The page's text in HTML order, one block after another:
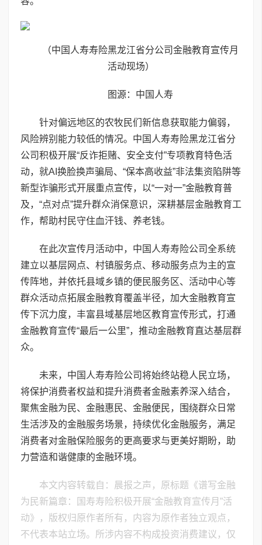
（中国人寿寿险黑龙江省分公司金融教育宣传月
活动现场）
图源：中国人寿
针对偏远地区的农牧民们新信息获取能力偏弱，
风险辨别能力较低的情况。中国人寿寿险黑龙江省分
公司积极开展“反诈拒赌、安全支付”专项教育特色活
动，就AI换脸换声骗局、“保本高收益”非法集资陷阱等
新型诈骗形式开展重点宣传，以“一对一”金融教育普
及，“点对点”提升群众消保意识，深耕基层金融教育工
作，帮助村民守住血汗钱、养老钱。
在此次宣传月活动中，中国人寿寿险公司全系统
建立以基层网点、村镇服务点、移动服务点为主的宣
传阵地，并依托县域乡镇的便民服务区、活动中心等
群众活动点拓展金融教育覆盖半径，加大金融教育宣
传下沉力度，丰富县域基层地区教育宣传形式，打通
金融教育宣传“最后一公里”，推动金融教育直达基层群
众。
未来，中国人寿寿险公司将始终站稳人民立场，
将保护消费者权益和提升消费者金融素养深入结合，
聚焦金融为民、金融惠民、金融便民，围绕群众日常
生活涉及的金融服务场景，持续优化金融服务，满足
消费者对金融保险服务的更高要求与更美好期盼，助
力营造和谐健康的金融环境。
本文内容转载自：晨报之声，原标题《谱写金融
为民新篇章：国寿寿险积极开展“金融教育宣传月”活
动》，版权归原作者所有，内容为原作者独立观点，
不代表本站立场。所涉内容不构成投资消费建议，仅